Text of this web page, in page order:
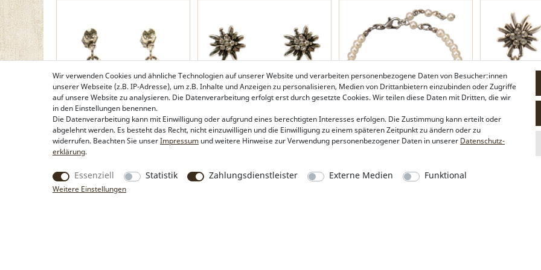
Ohrstecker Strass-Edelweiß mini
hängend (klar)
Ansteck-Pins Strass-Edelweiß
mini 3er-Set (antik-silber-farben)
Perlen-Armkette Strass-Edelweiß
(creme-weiß)
Ohrstecker
(antik-silber-
Wir verwenden Cookies und ähnliche Technologien auf unserer Website und verarbeiten personenbezogene Daten von Besucher:innen
unserer Webseite (z.B. IP-Adresse), um z.B. Inhalte und Anzeigen zu personalisieren, Medien von Drittanbietern einzubinden oder Zugriffe
auf unsere Website zu analysieren. Die Datenverarbeitung erfolgt erst durch gesetzte Cookies. Wir teilen diese Daten mit Dritten, die wir
in den Einstellungen benennen.
Die Datenverarbeitung kann mit Einwilligung oder aufgrund eines berechtigten Interesses erfolgen. Die Zustimmung kann erteilt oder
abgelehnt werden. Es besteht das Recht, nicht einzuwilligen und die Einwilligung zu einem späteren Zeitpunkt zu ändern oder zu
widerrufen. Beachten Sie unserImpressum und weitere Hinweise zur Verwendung personenbezogener Daten in unserer Daten­schutz­
erklärung.
Essenziell Statistik Zahlungsdienstleister Externe Medien Funktional
Weitere Einstellungen